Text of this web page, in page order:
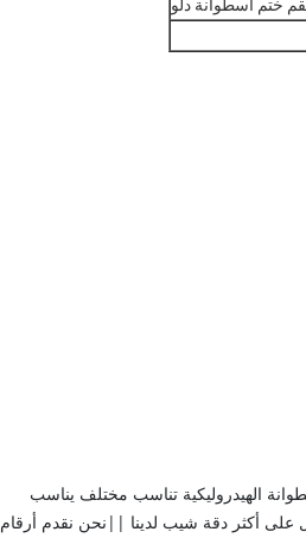
ختم أسطوانة دلو
الهيدروليكية تناسب مختلف يناسب
على أكثر دقة شيب لدينا ||نحن نقدم أرقام